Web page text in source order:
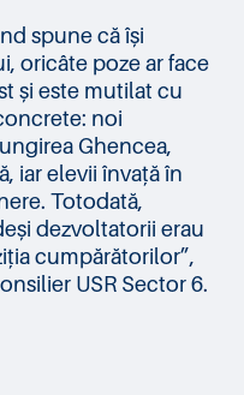
spune că își
oricâte poze ar face
și este mutilat cu
noi
Ghencea,
iar elevii învață în
Totodată,
dezvoltatorii erau
cumpărătorilor”,
USR Sector 6.